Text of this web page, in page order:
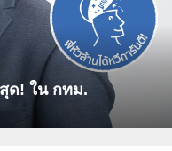
ด! ใน กทม.